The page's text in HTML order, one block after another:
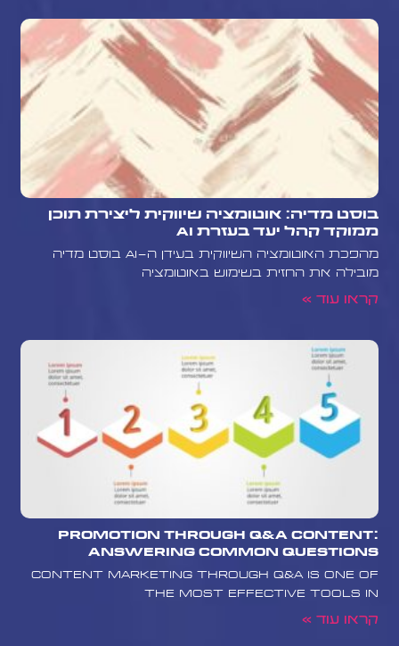
בוסט מדיה: אוטומציה שיווקית ליצירת תוכן
ממוקד קהל יעד בעזרת AI
מהפכת האוטומציה השיווקית בעידן ה-AI בוסט מדיה
מובילה את החזית בשימוש באוטומציה
קראו עוד »
Promotion Through Q&A Content:
Answering Common Questions
Content marketing through Q&A is one of
the most effective tools in
קראו עוד »